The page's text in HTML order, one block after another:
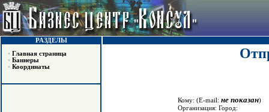
РАЗДЕЛЫ
• Главная страница
• Баннеры
• Координаты
Кому: (E-mail: не показан)
Организация: Город: